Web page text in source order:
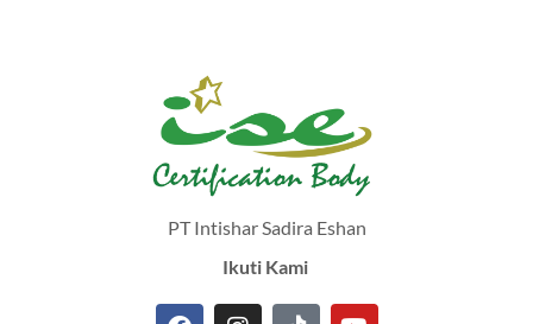
PT Intishar Sadira Eshan
Ikuti Kami